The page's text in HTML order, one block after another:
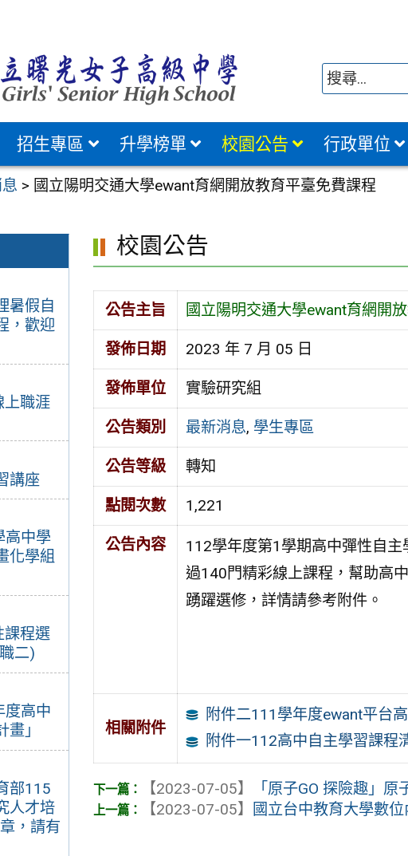
招生專區 升學榜單 校園公告 行政單位
> 國立陽明交通大學ewant育網開放教育平臺免費課程
暑假自
，歡迎
上職涯
講座
高中學
化學組
課程選
二)
度高中
」
部115
人才培
，請有
校園公告
公告主旨 國立陽明交通大學ewant育網開
發佈日期 2023 年 7 月 05 日
發佈單位 實驗研究組
公告類別 最新消息, 學生專區
公告等級 轉知
點閱次數 1,221
公告內容
112學年度第1學期高中彈性自
過140門精彩線上課程，幫助高
踴躍選修，詳情請參考附件。
相關附件
附件二111學年度ewant平台
附件一112高中自主學習課程
【2023-07-05】
「原子GO 探險趣」
【2023-07-05】
國立台中教育大學數